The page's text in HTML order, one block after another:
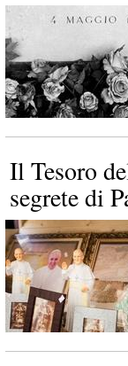
Il Tesoro
segrete di